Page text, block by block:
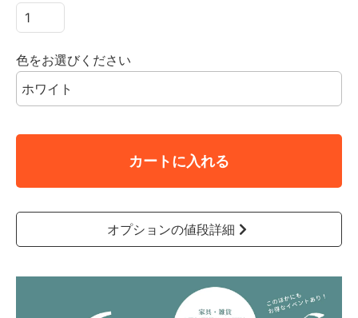
色をお選びください
カートに入れる
オプションの値段詳細